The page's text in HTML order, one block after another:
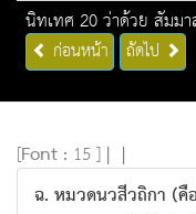
นิทเทศ 20 ว่าด้วย สัมม
ก่อนหน้า ถัดไป
[Font : 15 ] | |
ฉ. หมวดนวสีวถิกา (คื